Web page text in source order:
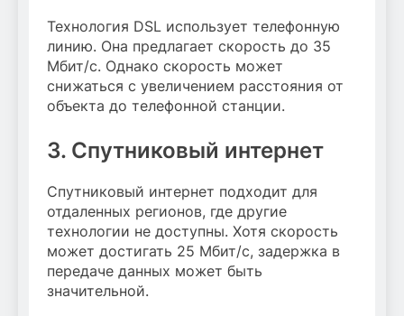
Технология DSL использует телефонную
линию. Она предлагает скорость до 35
Мбит/с. Однако скорость может
снижаться с увеличением расстояния от
объекта до телефонной станции.
3. Спутниковый интернет
Спутниковый интернет подходит для
отдаленных регионов, где другие
технологии не доступны. Хотя скорость
может достигать 25 Мбит/с, задержка в
передаче данных может быть
значительной.